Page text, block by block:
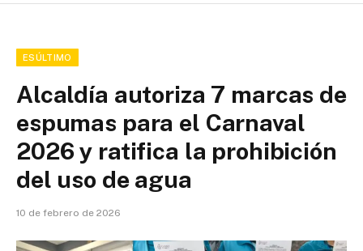
ESÚLTIMO
Alcaldía autoriza 7 marcas de
espumas para el Carnaval
2026 y ratifica la prohibición
del uso de agua
10 de febrero de 2026